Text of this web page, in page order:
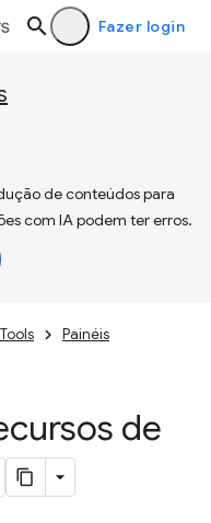
Fazer login
de conteúdos para
com IA podem ter erros.
Painéis
de